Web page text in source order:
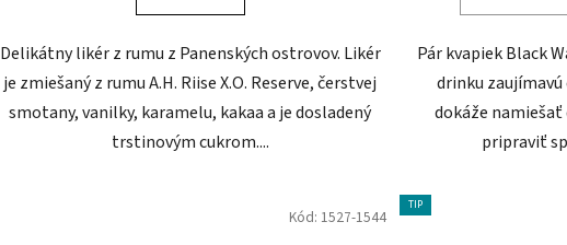
Delikátny likér z rumu z Panenských ostrovov. Likér
je zmiešaný z rumu A.H. Riise X.O. Reserve, čerstvej
smotany, vanilky, karamelu, kakaa a je dosladený
trstinovým cukrom....
Pár kvapiek Black
drinku
dokáže
pripraviť
Kód: 1527-1544
TIP